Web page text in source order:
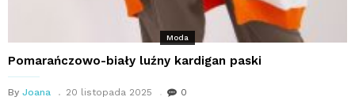
Moda
Pomarańczowo-biały luźny kardigan paski
By Joana 20 listopada 2025 0